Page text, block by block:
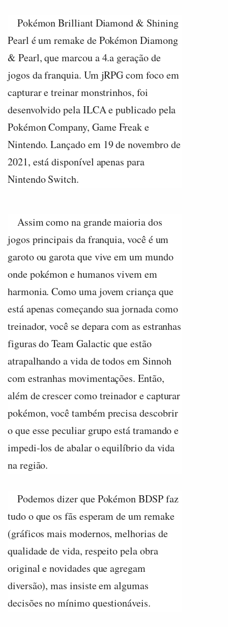
Pokémon Brilliant Diamond & Shining
Pearl é um remake de Pokémon Diamong
& Pearl, que marcou a 4.a geração de
jogos da franquia. Um jRPG com foco em
capturar e treinar monstrinhos, foi
desenvolvido pela ILCA e publicado pela
Pokémon Company, Game Freak e
Nintendo. Lançado em 19 de novembro de
2021, está disponível apenas para
Nintendo Switch.
Assim como na grande maioria dos
jogos principais da franquia, você é um
garoto ou garota que vive em um mundo
onde pokémon e humanos vivem em
harmonia. Como uma jovem criança que
está apenas começando sua jornada como
treinador, você se depara com as estranhas
figuras do Team Galactic que estão
atrapalhando a vida de todos em Sinnoh
com estranhas movimentações. Então,
além de crescer como treinador e capturar
pokémon, você também precisa descobrir
o que esse peculiar grupo está tramando e
impedi-los de abalar o equilíbrio da vida
na região.
Podemos dizer que Pokémon BDSP faz
tudo o que os fãs esperam de um remake
(gráficos mais modernos, melhorias de
qualidade de vida, respeito pela obra
original e novidades que agregam
diversão), mas insiste em algumas
decisões no mínimo questionáveis.